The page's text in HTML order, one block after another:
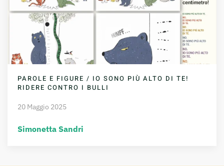
PAROLE E FIGURE / IO SONO PIÙ ALTO DI TE!
RIDERE CONTRO I BULLI
20 Maggio 2025
Simonetta Sandri